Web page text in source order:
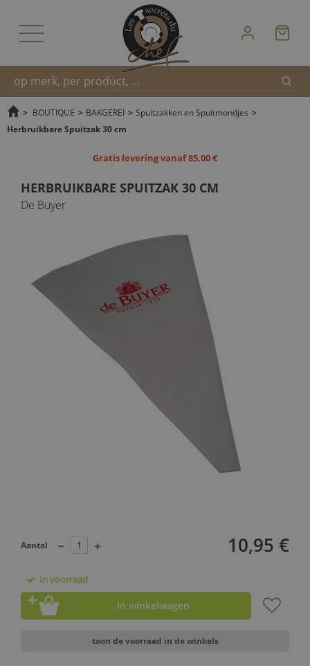
Snel
> BOUTIQUE > BAKGEREI > Spuitzakken en Spuitmondjes >
Herbruikbare Spuitzak 30 cm
Gratis levering vanaf 85,00 €
HERBRUIKBARE SPUITZAK 30 CM
De Buyer
10,95 €
Aantal
In voorraad
In winkelwagen
toon de voorraad in de winkels